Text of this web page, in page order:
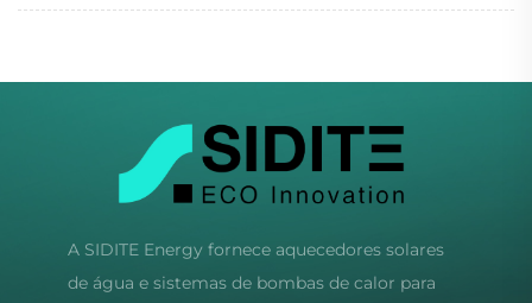
A SIDITE Energy fornece aquecedores solares
de água e sistemas de bombas de calor para